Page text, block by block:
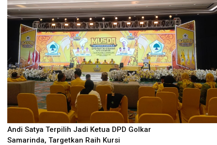
Andi Satya Terpilih Jadi Ketua DPD Golkar
Samarinda, Targetkan Raih Kursi